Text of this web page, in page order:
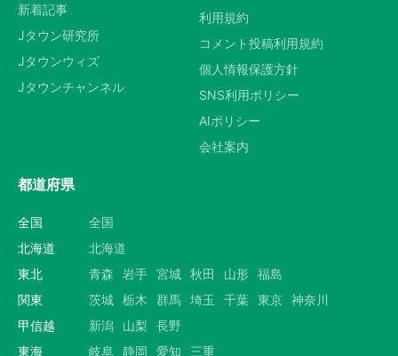
新着記事
Jタウン研究所
Jタウンウィズ
Jタウンチャンネル
利用規約
コメント投稿利用規約
個人情報保護方針
SNS利用ポリシー
AIポリシー
会社案内
都道府県
全国
全国
北海道
北海道
東北
青森 岩手 宮城 秋田 山形 福島
関東
茨城 栃木 群馬 埼玉 千葉 東京 神奈川
甲信越
新潟 山梨
長野
東海
岐阜 静岡 愛知 三重